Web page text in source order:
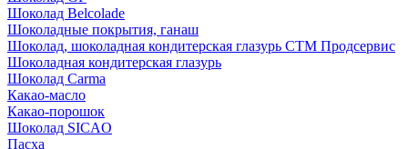
Шоколад Belcolade
Шоколадные покрытия, ганаш
Шоколад, шоколадная кондитерская глазурь СТМ Продсервис
Шоколадная кондитерская глазурь
Шоколад Carma
Какао-масло
Какао-порошок
Шоколад SICAO
Пасха